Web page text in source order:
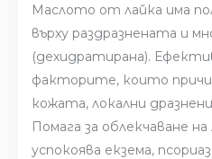
Маслото от лайка има
върху раздразнената и
(дехидратирана).
факторите, които
кожата, локални
Помага за облекчаване
успокоява екзема,